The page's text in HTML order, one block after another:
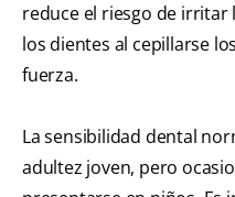
reduce el riesgo de irritar
los dientes al cepillarse
fuerza.
La sensibilidad dental
adultez joven, pero